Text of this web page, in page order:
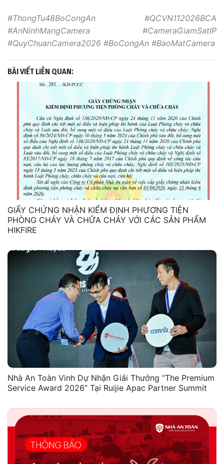
#ThongTu48BoCongAn #QCVN112026BCA
#AnNinhMangCamera #CameraGiamSatIP
#QuyChuanCamera2026 #BoCongAn #BaoMatCamera
BÀI VIẾT LIÊN QUAN:
GIẤY CHỨNG NHẬN KIỂM ĐỊNH PHƯƠNG TIỆN
PHÒNG CHÁY VÀ CHỮA CHÁY VỚI CÁC SẢN PHẨM
HIKFIRE
Nhà An Toàn Vinh Dự Nhận Giải Thưởng “The Premium
Service Award 2026” Tại Ruijie Apac Partner Summit